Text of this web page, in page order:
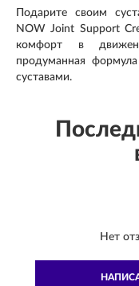
Подарите своим
NOW Joint Support
комфорт в
продуманная
суставами.
Нет